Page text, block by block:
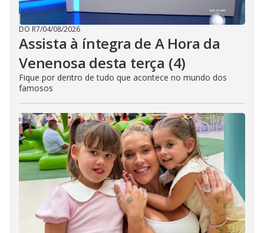
DO R7/04/08/2026
Assista à íntegra de A Hora da
Venenosa desta terça (4)
Fique por dentro de tudo que acontece no mundo dos
famosos